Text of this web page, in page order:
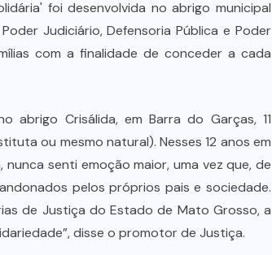
foi desenvolvida no abrigo municipal
Judiciário, Defensoria Pública e Poder
com a finalidade de conceder a cada
abrigo Crisálida, em Barra do Garças, 11
ou mesmo natural). Nesses 12 anos em
senti emoção maior, uma vez que, de
pelos próprios pais e sociedade.
de Justiça do Estado de Mato Grosso, a
disse o promotor de Justiça.